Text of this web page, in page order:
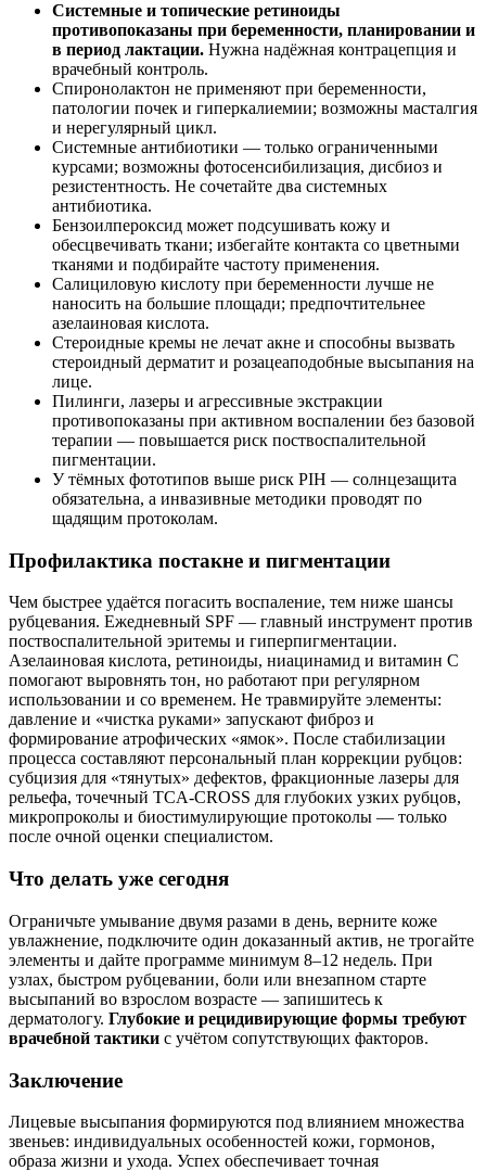
Системные и топические ретиноиды
противопоказаны при беременности, планировании и
в период лактации. Нужна надёжная контрацепция и
врачебный контроль.
Спиронолактон не применяют при беременности,
патологии почек и гиперкалиемии; возможны масталгия
и нерегулярный цикл.
Системные антибиотики — только ограниченными
курсами; возможны фотосенсибилизация, дисбиоз и
резистентность. Не сочетайте два системных
антибиотика.
Бензоилпероксид может подсушивать кожу и
обесцвечивать ткани; избегайте контакта со цветными
тканями и подбирайте частоту применения.
Салициловую кислоту при беременности лучше не
наносить на большие площади; предпочтительнее
азелаиновая кислота.
Стероидные кремы не лечат акне и способны вызвать
стероидный дерматит и розацеаподобные высыпания на
лице.
Пилинги, лазеры и агрессивные экстракции
противопоказаны при активном воспалении без базовой
терапии — повышается риск поствоспалительной
пигментации.
У тёмных фототипов выше риск PIH — солнцезащита
обязательна, а инвазивные методики проводят по
щадящим протоколам.
Профилактика постакне и пигментации
Чем быстрее удаётся погасить воспаление, тем ниже шансы
рубцевания. Ежедневный SPF — главный инструмент против
поствоспалительной эритемы и гиперпигментации.
Азелаиновая кислота, ретиноиды, ниацинамид и витамин C
помогают выровнять тон, но работают при регулярном
использовании и со временем. Не травмируйте элементы:
давление и «чистка руками» запускают фиброз и
формирование атрофических «ямок». После стабилизации
процесса составляют персональный план коррекции рубцов:
субцизия для «тянутых» дефектов, фракционные лазеры для
рельефа, точечный TCA‑CROSS для глубоких узких рубцов,
микропроколы и биостимулирующие протоколы — только
после очной оценки специалистом.
Что делать уже сегодня
Ограничьте умывание двумя разами в день, верните коже
увлажнение, подключите один доказанный актив, не трогайте
элементы и дайте программе минимум 8–12 недель. При
узлах, быстром рубцевании, боли или внезапном старте
высыпаний во взрослом возрасте — запишитесь к
дерматологу. Глубокие и рецидивирующие формы требуют
врачебной тактики с учётом сопутствующих факторов.
Заключение
Лицевые высыпания формируются под влиянием множества
звеньев: индивидуальных особенностей кожи, гормонов,
образа жизни и ухода. Успех обеспечивает точная